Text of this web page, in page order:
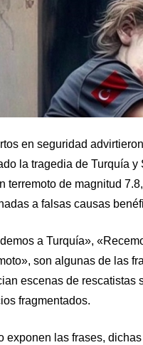
en seguridad
la tragedia de Turquía
terremoto de magnitud
a falsas causas
a Turquía»,
son algunas de las
escenas de rescatistas
fragmentados.
exponen las frases,